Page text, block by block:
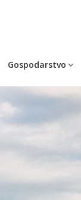
Gospodarstvo